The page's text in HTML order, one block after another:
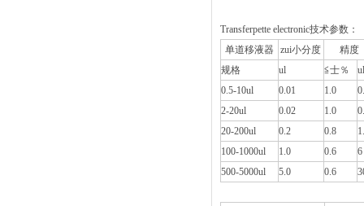
Transferpette electronic技术参数：
单道移液器
zui小分度
精度
规格
ul ≦士％
ul
0.5-10ul
0.01 1.0
2-20ul
0.02 1.0
20-200ul
0.2 0.8
100-1000ul
1.0 0.6
6
500-5000ul
5.0 0.6